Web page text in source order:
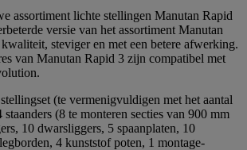
assortiment lichte stellingen Manutan Rapid
versie van het assortiment Manutan
steviger en met een betere afwerking.
van Manutan Rapid 3 zijn compatibel met
(te vermenigvuldigen met het aantal
staanders (8 te monteren secties van 900 mm
10 dwarsliggers, 5 spaanplaten, 10
4 kunststof poten, 1 montage-